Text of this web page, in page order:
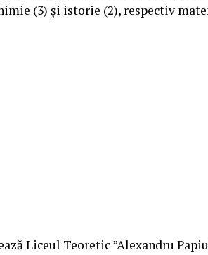
(3) și istorie (2), respectiv
Liceul Teoretic ”Alexandru